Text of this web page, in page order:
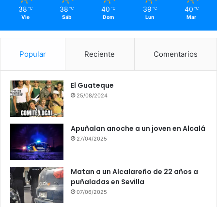
38 ℃
Vie
38 ℃
Sáb
40 ℃
Dom
39 ℃
Lun
40 ℃
Mar
Popular Reciente Comentarios
El Guateque
25/08/2024
Apuñalan anoche a un joven en Alcalá
27/04/2025
Matan a un Alcalareño de 22 años a
puñaladas en Sevilla
07/06/2025